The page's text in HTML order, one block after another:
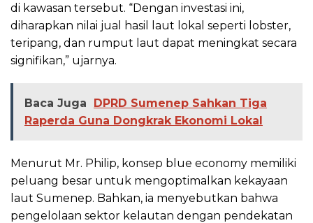
di kawasan tersebut. “Dengan investasi ini,
diharapkan nilai jual hasil laut lokal seperti lobster,
teripang, dan rumput laut dapat meningkat secara
signifikan,” ujarnya.
Baca Juga
DPRD Sumenep Sahkan Tiga
Raperda Guna Dongkrak Ekonomi Lokal
Menurut Mr. Philip, konsep blue economy memiliki
peluang besar untuk mengoptimalkan kekayaan
laut Sumenep. Bahkan, ia menyebutkan bahwa
pengelolaan sektor kelautan dengan pendekatan